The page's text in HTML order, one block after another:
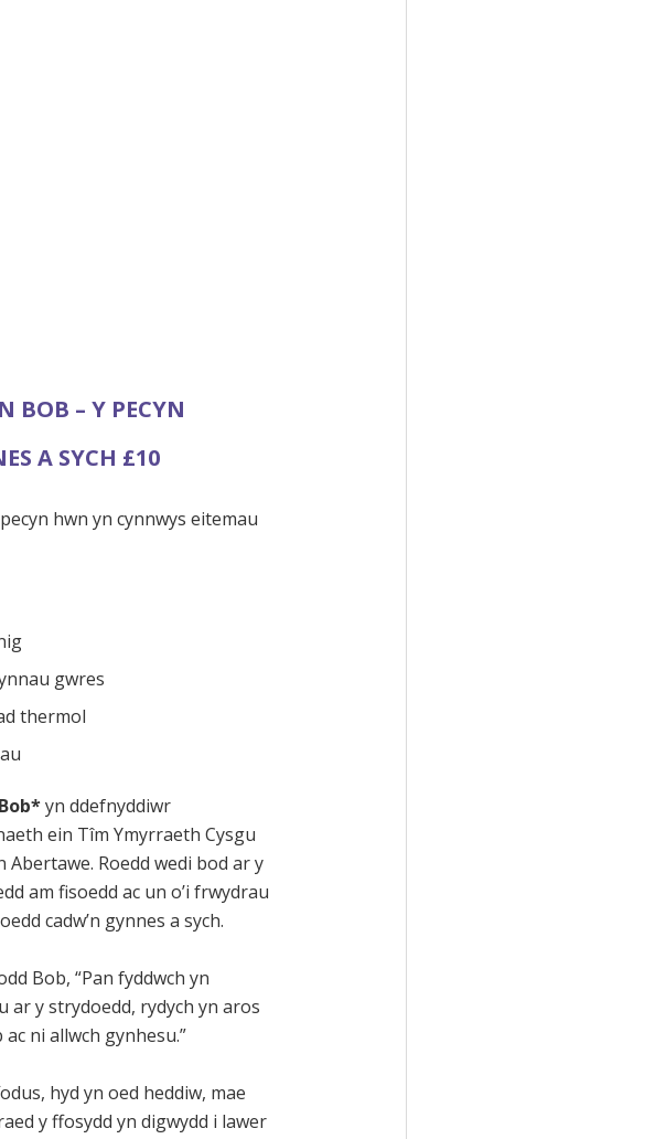
BOB – Y PECYN
A SYCH £10
hwn yn cynnwys eitemau
gwres
thermol
Bob*yn ddefnyddiwr
ein Tîm Ymyrraeth Cysgu
Abertawe. Roedd wedi bod ar y
am fisoedd ac un o’i frwydrau
cadw’n gynnes a sych.
Bob, “Pan fyddwch yn
ar y strydoedd, rydych yn aros
ac ni allwch gynhesu.”
hyd yn oed heddiw, mae
y ffosydd yn digwydd i lawer